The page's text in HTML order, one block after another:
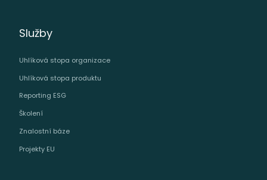
Služby
Uhlíková stopa organizace
Uhlíková stopa produktu
Reporting ESG
Školení
Znalostní báze
Projekty EU